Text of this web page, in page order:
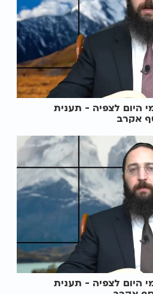
היום לצפיה - תענית
אקרב
היום לצפיה - תענית